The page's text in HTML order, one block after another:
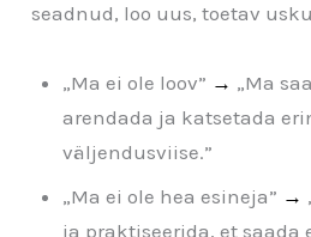
seadnud, loo uus, toetav
„Ma ei ole loov” → „Ma
arendada ja katsetada
väljendusviise.”
„Ma ei ole hea esineja” →
ja praktiseerida, et saada